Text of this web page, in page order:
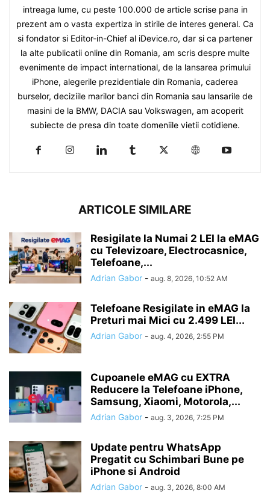
intreaga lume, cu peste 100.000 de article scrise pana in
prezent am o vasta expertiza in stirile de interes general. Ca
si fondator si Editor-in-Chief al iDevice.ro, dar si ca partener
la alte publicatii online din Romania, am scris despre multe
evenimente de impact international, de la lansarea primului
iPhone, alegerile prezidentiale din Romania, caderea
burselor, deciziile marilor banci din Romania sau lansarile de
masini de la BMW, DACIA sau Volkswagen, am acoperit
subiecte de presa din toate domeniile vietii cotidiene.
ARTICOLE SIMILARE
Resigilate la Numai 2 LEI la eMAG
cu Televizoare, Electrocasnice,
Telefoane,...
Adrian Gabor - aug. 8, 2026, 10:52 AM
Telefoane Resigilate in eMAG la
Preturi mai Mici cu 2.499 LEI...
Adrian Gabor - aug. 4, 2026, 2:55 PM
Cupoanele eMAG cu EXTRA
Reducere la Telefoane iPhone,
Samsung, Xiaomi, Motorola,...
Adrian Gabor - aug. 3, 2026, 7:25 PM
Update pentru WhatsApp
Pregatit cu Schimbari Bune pe
iPhone si Android
Adrian Gabor - aug. 3, 2026, 8:00 AM